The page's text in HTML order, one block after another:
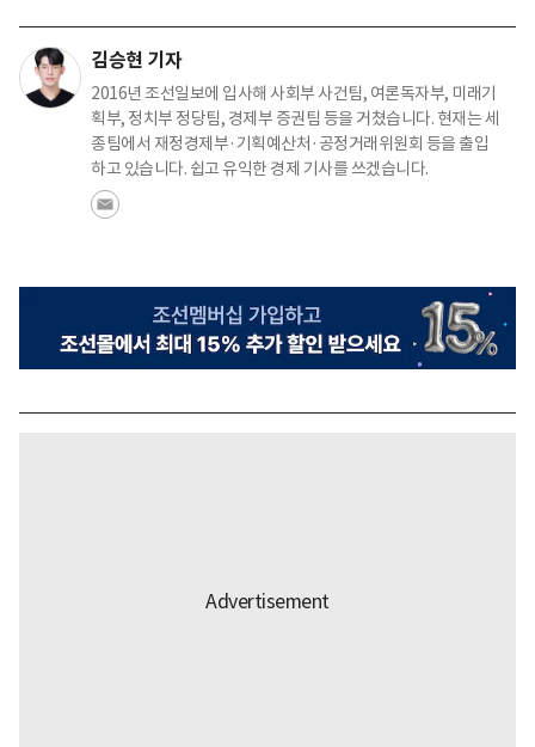
김승현 기자
2016년 조선일보에 입사해 사회부 사건팀, 여론독자부, 미래기
획부, 정치부 정당팀, 경제부 증권팀 등을 거쳤습니다. 현재는 세
종팀에서 재정경제부·기획예산처·공정거래위원회 등을 출입
하고 있습니다. 쉽고 유익한 경제 기사를 쓰겠습니다.